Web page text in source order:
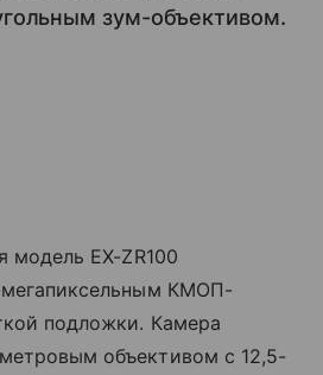
зум-объективом.
модель EX-ZR100
мегапиксельным КМОП-
подложки. Камера
объективом с 12,5-